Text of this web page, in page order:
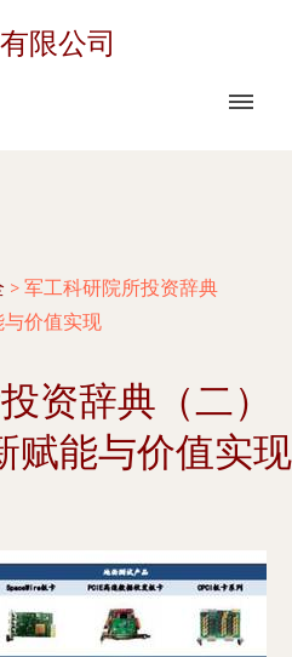
限公司
> 军工科研院所投资辞典
与价值实现
资辞典（二）
赋能与价值实现